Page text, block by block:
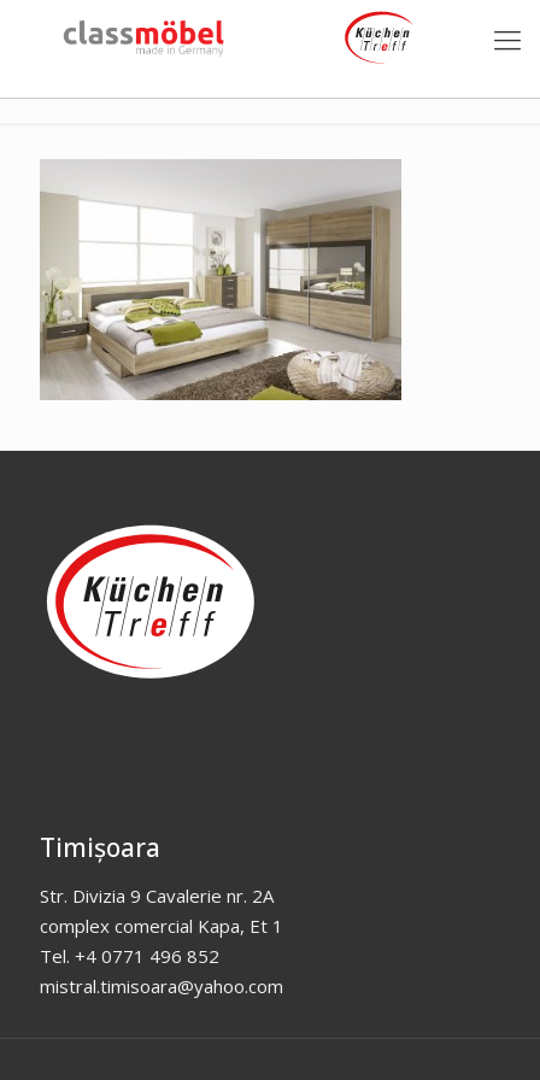
Timișoara
Str. Divizia 9 Cavalerie nr. 2A
complex comercial Kapa, Et 1
Tel. +4 0771 496 852
mistral.timisoara@yahoo.com